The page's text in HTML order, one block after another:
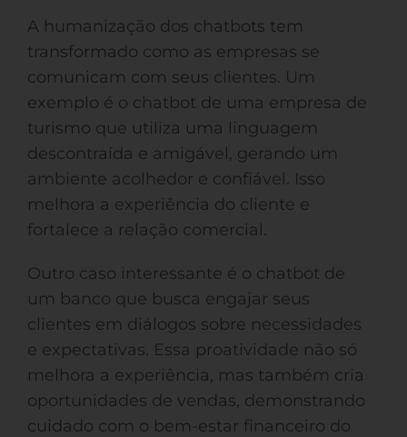
A humanização dos chatbots tem
transformado como as empresas se
comunicam com seus clientes. Um
exemplo é o chatbot de uma empresa de
turismo que utiliza uma linguagem
descontraída e amigável, gerando um
ambiente acolhedor e confiável. Isso
melhora a experiência do cliente e
fortalece a relação comercial.
Outro caso interessante é o chatbot de
um banco que busca engajar seus
clientes em diálogos sobre necessidades
e expectativas. Essa proatividade não só
melhora a experiência, mas também cria
oportunidades de vendas, demonstrando
cuidado com o bem-estar financeiro do